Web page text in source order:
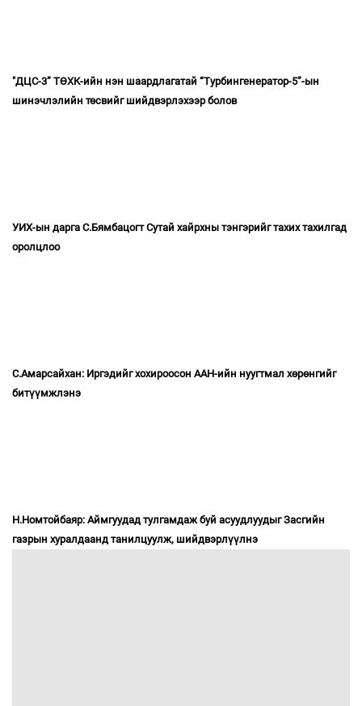
"ДЦС-3” ТӨХК-ийн нэн шаардлагатай “Турбингенератор-5”-ын
шинэчлэлийн төсвийг шийдвэрлэхээр болов
УИХ-ын дарга С.Бямбацогт Сутай хайрхны тэнгэрийг тахих тахилгад
оролцлоо
С.Амарсайхан: Иргэдийг хохироосон ААН-ийн нуугтмал хөрөнгийг
битүүмжлэнэ
Н.Номтойбаяр: Аймгуудад тулгамдаж буй асуудлуудыг Засгийн
газрын хуралдаанд танилцуулж, шийдвэрлүүлнэ